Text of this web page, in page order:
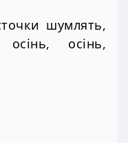
шумлять,
осінь, осінь,